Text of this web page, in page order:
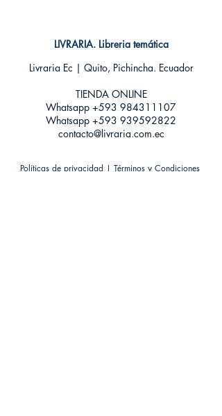
LIVRARIA. Libreria temática
Livraria Ec | Quito, Pichincha. Ecuador
TIENDA ONLINE​
Whatsapp +593 984311107
Whatsapp +593 939592822
contacto@livraria.com.ec
Políticas de privacidad | Términos y Condiciones